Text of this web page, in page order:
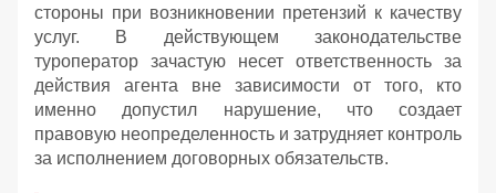
стороны при возникновении претензий к качеству
услуг. В действующем законодательстве
туроператор зачастую несет ответственность за
действия агента вне зависимости от того, кто
именно допустил нарушение, что создает
правовую неопределенность и затрудняет контроль
за исполнением договорных обязательств.